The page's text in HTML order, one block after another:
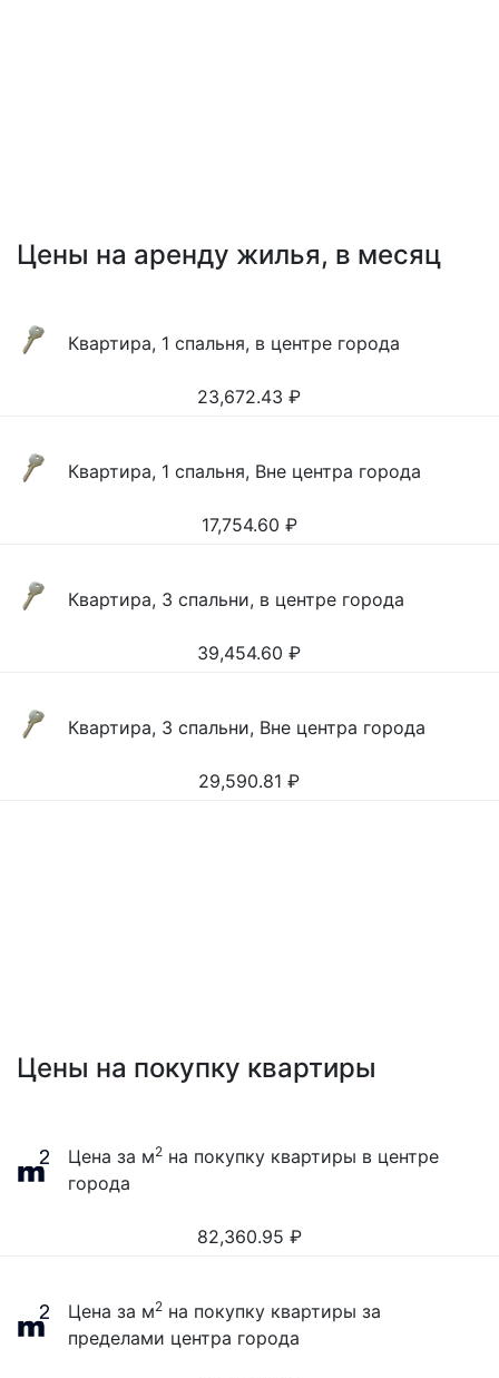
Цены на аренду жилья, в месяц
Квартира, 1 спальня, в центре города
23,672.43 ₽
Квартира, 1 спальня, Вне центра города
17,754.60 ₽
Квартира, 3 спальни, в центре города
39,454.60 ₽
Квартира, 3 спальни, Вне центра города
29,590.81 ₽
Цены на покупку квартиры
Цена за м2 на покупку квартиры в центре
города
82,360.95 ₽
Цена за м2 на покупку квартиры за
пределами центра города